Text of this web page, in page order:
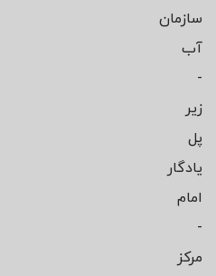
سازمان
آب
-
زیر
پل
یادگار
امام
-
مرکز